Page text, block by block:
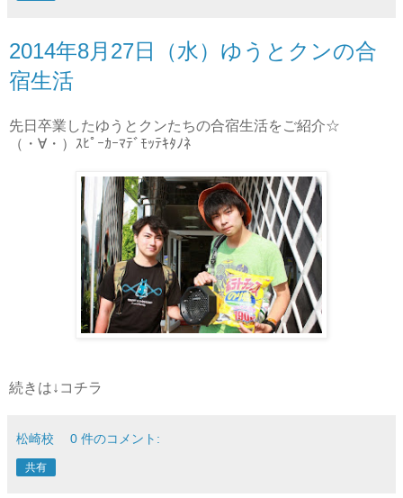
2014年8月27日（水）ゆうとクンの合
宿生活
先日卒業したゆうとクンたちの合宿生活をご紹介☆
（・∀・）ｽﾋﾟｰｶｰﾏﾃﾞﾓｯﾃｷﾀﾉﾈ
続きは↓コチラ
松崎校 0 件のコメント:
共有